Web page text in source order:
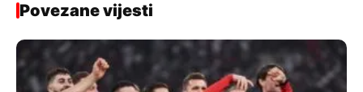
Povezane vijesti